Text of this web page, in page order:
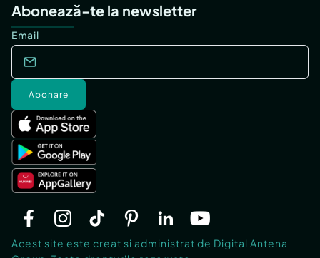
Abonează-te la newsletter
Email
Abonare
Acest site este creat si administrat de Digital Antena